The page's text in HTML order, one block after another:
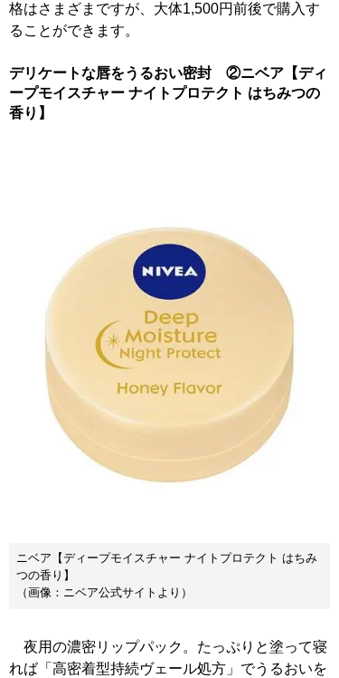
格はさまざまですが、大体1,500円前後で購入す
ることができます。
デリケートな唇をうるおい密封 ②ニベア【ディ
ープモイスチャー ナイトプロテクト はちみつの
香り】
ニベア【ディープモイスチャー ナイトプロテクト はちみ
つの香り】
（画像：ニベア公式サイトより）
夜用の濃密リップパック。たっぷりと塗って寝
れば「高密着型持続ヴェール処方」でうるおいを